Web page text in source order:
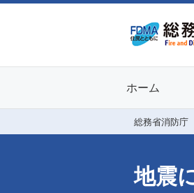
ホーム
総務省消防庁
地震